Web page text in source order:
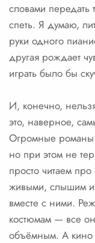
словами передать
спеть. Я думаю,
руки одного
другая рождает
играть было бы
И, конечно,
это, наверное,
Огромные романы
но при этом не
просто читаем
живыми, слышим
вместе с ними.
костюмам — все
объёмным. А